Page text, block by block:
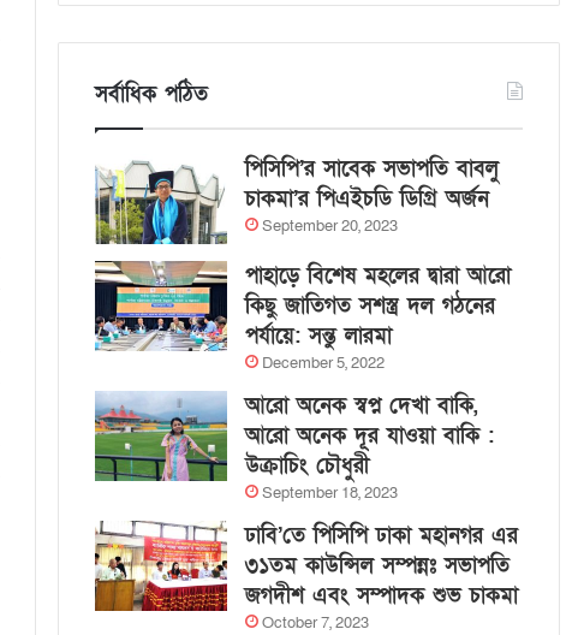
সর্বাধিক পঠিত
পিসিপি’র সাবেক সভাপতি বাবলু
চাকমা’র পিএইচডি ডিগ্রি অর্জন
September 20, 2023
পাহাড়ে বিশেষ মহলের দ্বারা আরো
কিছু জাতিগত সশস্ত্র দল গঠনের
পর্যায়ে: সন্তু লারমা
December 5, 2022
আরো অনেক স্বপ্ন দেখা বাকি,
আরো অনেক দূর যাওয়া বাকি :
উক্রাচিং চৌধুরী
September 18, 2023
ঢাবি’তে পিসিপি ঢাকা মহানগর এর
৩১তম কাউন্সিল সম্পন্নঃ সভাপতি
জগদীশ এবং সম্পাদক শুভ চাকমা
October 7, 2023